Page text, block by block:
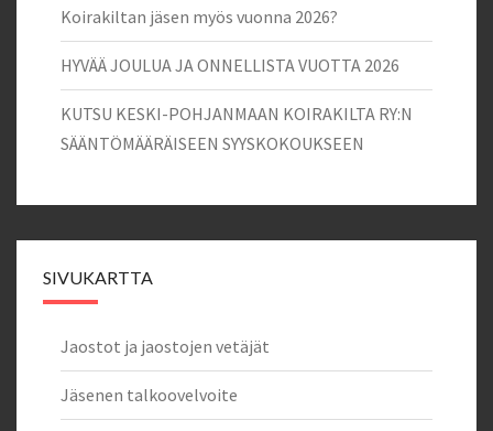
Koirakiltan jäsen myös vuonna 2026?
HYVÄÄ JOULUA JA ONNELLISTA VUOTTA 2026
KUTSU KESKI-POHJANMAAN KOIRAKILTA RY:N
SÄÄNTÖMÄÄRÄISEEN SYYSKOKOUKSEEN
SIVUKARTTA
Jaostot ja jaostojen vetäjät
Jäsenen talkoovelvoite